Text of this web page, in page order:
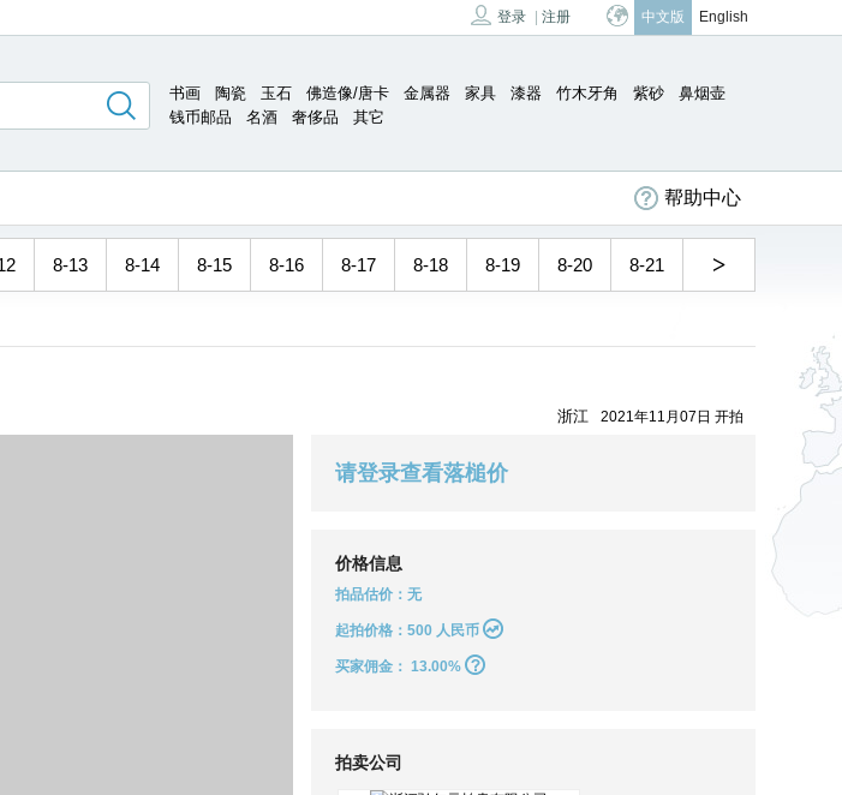
登录 注册 中文版 English
书画 陶瓷 玉石 佛造像/唐卡 金属器 家具 漆器 竹木牙角 紫砂
鼻烟壶
钱币邮品
名酒 奢侈品 其它
帮助中心
8-13 8-14 8-15 8-16 8-17 8-18 8-19 8-20 8-21 >
浙江 2021年11月07日 开拍
请登录查看落槌价
价格信息
拍品估价：无
起拍价格：500 人民币
买家佣金： 13.00%
拍卖公司